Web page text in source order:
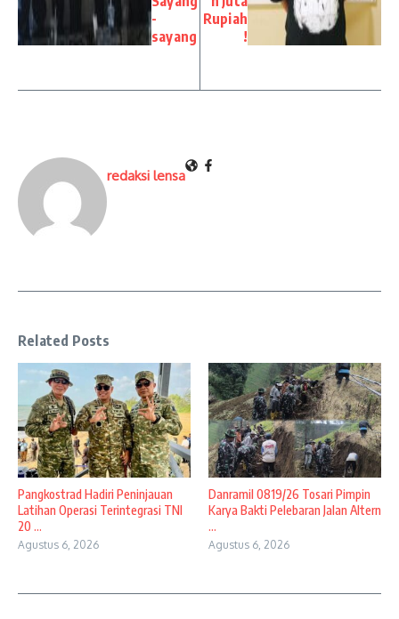
-
sayang
Rupiah
!
redaksi lensa
Related Posts
Pangkostrad Hadiri Peninjauan
Latihan Operasi Terintegrasi TNI
20 ...
Agustus 6, 2026
Danramil 0819/26 Tosari Pimpin
Karya Bakti Pelebaran Jalan Altern
...
Agustus 6, 2026